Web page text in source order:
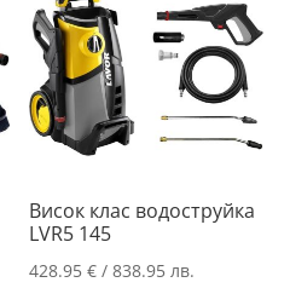
Висок клас водоструйка
LVR5 145
428.95€ / 838.95 лв.